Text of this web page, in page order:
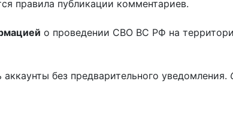
правила публикации комментариев.
о проведении СВО ВС РФ на
без предварительного уведомления.